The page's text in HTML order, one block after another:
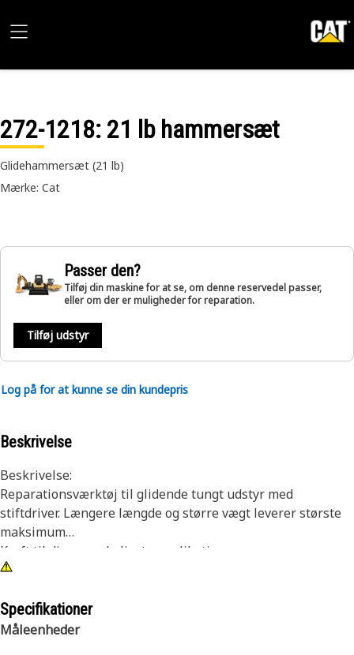
272-1218: 21 lb hammersæt
Glidehammersæt (21 lb)
Mærke: Cat
Passer den?
Tilføj din maskine for at se, om denne reservedel passer,
eller om der er muligheder for reparation.
Tilføj udstyr
Log på for at kunne se din kundepris
Beskrivelse
Beskrivelse:
Reparationsværktøj til glidende tungt udstyr med
stiftdriver. Længere længde og større vægt leverer største
maksimum
Kraft til dine vanskeligste applikationer.
9,5 kg (21 lb) 46 in (1168 mm) glideforhammer med 2 in
(50,8 mm) stiftskruetrækker og opbevaringspose af nylon.
Specifikationer
Måleenheder